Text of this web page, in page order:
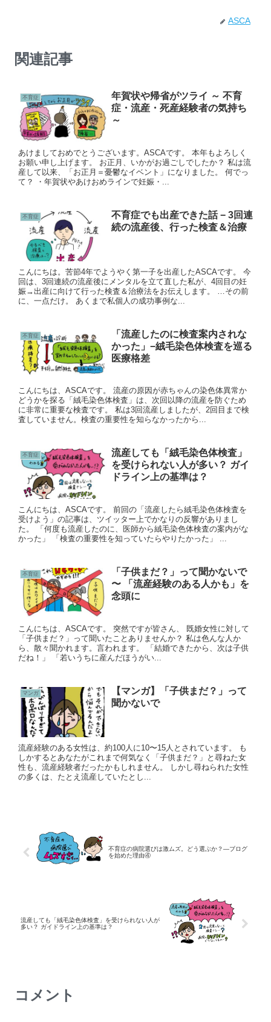
ASCA
関連記事
不育症
年賀状や帰省がツライ ～ 不育
症・流産・死産経験者の気持ち
～
あけましておめでとうございます。ASCAです。 本年もよろしく
お願い申し上げます。 お正月、いかがお過ごしでしたか？ 私は流
産して以来、「お正月＝憂鬱なイベント」になりました。 何でっ
て？ ・年賀状やあけおめラインで妊娠・...
不育症
不育症でも出産できた話 − 3回連
続の流産後、行った検査＆治療
こんにちは。苦節4年でようやく第一子を出産したASCAです。 今
回は、3回連続の流産後にメンタルを立て直した私が、4回目の妊
娠→出産に向けて行った検査＆治療法をお伝えします。 …その前
に、一点だけ。 あくまで私個人の成功事例な...
不育症
「流産したのに検査案内されな
かった」−絨毛染色体検査を巡る
医療格差
こんにちは、ASCAです。 流産の原因が赤ちゃんの染色体異常か
どうかを探る「絨毛染色体検査」は、次回以降の流産を防ぐため
に非常に重要な検査です。 私は3回流産しましたが、2回目まで検
査していません。検査の重要性を知らなかったから...
不育症
流産しても「絨毛染色体検査」
を受けられない人が多い？ ガイ
ドライン上の基準は？
こんにちは、ASCAです。 前回の「流産したら絨毛染色体検査を
受けよう」の記事は、ツイッター上でかなりの反響がありまし
た。 「何度も流産したのに、医師から絨毛染色体検査の案内がな
かった」 「検査の重要性を知っていたらやりたかった」 ...
不育症
「子供まだ？」って聞かないで
〜 「流産経験のある人かも」を
念頭に
こんにちは、ASCAです。 突然ですが皆さん、 既婚女性に対して
「子供まだ？」って聞いたことありませんか？ 私は色んな人か
ら、散々聞かれます。言われます。 「結婚できたから、次は子供
だね！」 「若いうちに産んだほうがい...
マンガ
【マンガ】「子供まだ？」って
聞かないで
流産経験のある女性は、約100人に10〜15人とされています。 も
しかするとあなたがこれまで何気なく「子供まだ？」と尋ねた女
性も、流産経験者だったかもしれません。 しかし尋ねられた女性
の多くは、たとえ流産していたとし...
不育症の病院選びは激ムズ。どう選ぶか？—ブログ
を始めた理由④
流産しても「絨毛染色体検査」を受けられない人が
多い？ ガイドライン上の基準は？
コメント